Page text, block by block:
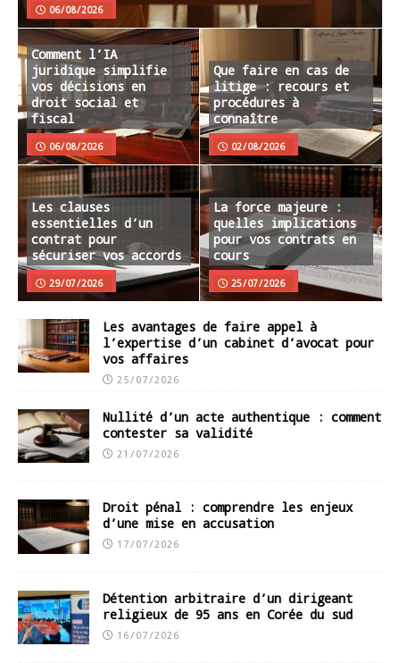
06/08/2026
Comment l’IA
juridique simplifie
vos décisions en
droit social et
fiscal
06/08/2026
Que faire en cas de
litige : recours et
procédures à
connaître
02/08/2026
Les clauses
essentielles d’un
contrat pour
sécuriser vos accords
29/07/2026
La force majeure :
quelles implications
pour vos contrats en
cours
25/07/2026
Les avantages de faire appel à
l’expertise d’un cabinet d’avocat pour
vos affaires
25/07/2026
Nullité d’un acte authentique : comment
contester sa validité
21/07/2026
Droit pénal : comprendre les enjeux
d’une mise en accusation
17/07/2026
Détention arbitraire d’un dirigeant
religieux de 95 ans en Corée du sud
16/07/2026